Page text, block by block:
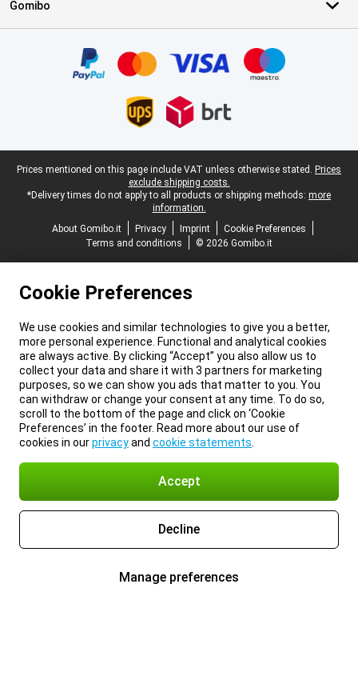
Gomibo
Legal footer
Prices mentioned on this page include VAT unless otherwise stated. Prices
exclude shipping costs.
*Delivery times do not apply to all products or shipping methods: more
information.
About Gomibo.it
Privacy Imprint
Cookie Preferences
Terms and conditions
© 2026 Gomibo.it
Cookie Preferences
We use cookies and similar technologies to give you a better,
more personal experience. Functional and analytical cookies
are always active. By clicking “Accept” you also allow us to
collect your data and share it with 3 partners for marketing
purposes, so we can show you ads that matter to you. You
can withdraw or change your consent at any time. To do so,
scroll to the bottom of the page and click on ‘Cookie
Preferences’ in the footer. Read more about our use of
cookies in ourprivacyand cookie statements
Accept
Decline
Manage preferences